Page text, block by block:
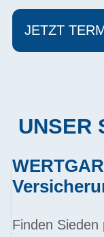
JETZT
UNSER
Finden